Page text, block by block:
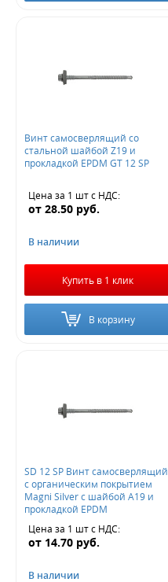
Винт самосверлящий со
стальной шайбой Z19 и
прокладкой EPDM GT 12 SP
Цена за 1 штс НДС:
от 28.50 руб.
В наличии
Купить в 1 клик
В корзину
SD 12 SP Винт самосверлящий
с органическим покрытием
Magni Silver с шайбой А19 и
прокладкой EPDM
Цена за 1 штс НДС:
от 14.70 руб.
В наличии